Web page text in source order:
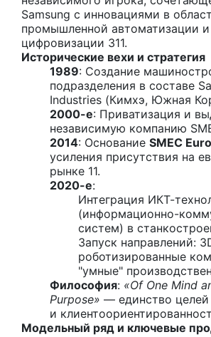
Samsung с инновациями в
промышленной автоматизации и
цифровизации 311.
Исторические вехи и стратегия
1989: Создание
подразделения в составе
Industries (Кимхэ, Южная
2000-е: Приватизация и
независимую компанию
2014: Основание SMEC
усиления присутствия на
рынке 11.
2020-е:
Интеграция ИКТ-
(информационно-
систем) в
Запуск направлений:
роботизированные
"умные"
Философия: «Of One Mind
Purpose» — единство целей
и
Модельный ряд и ключевые